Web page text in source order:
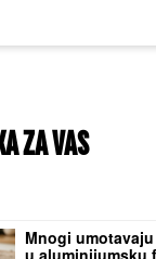
ZA VAS